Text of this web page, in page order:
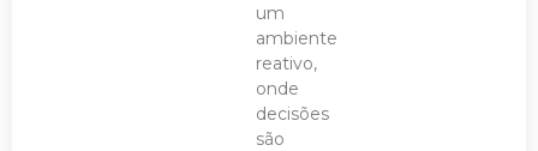
um
ambiente
reativo,
onde
decisões
são